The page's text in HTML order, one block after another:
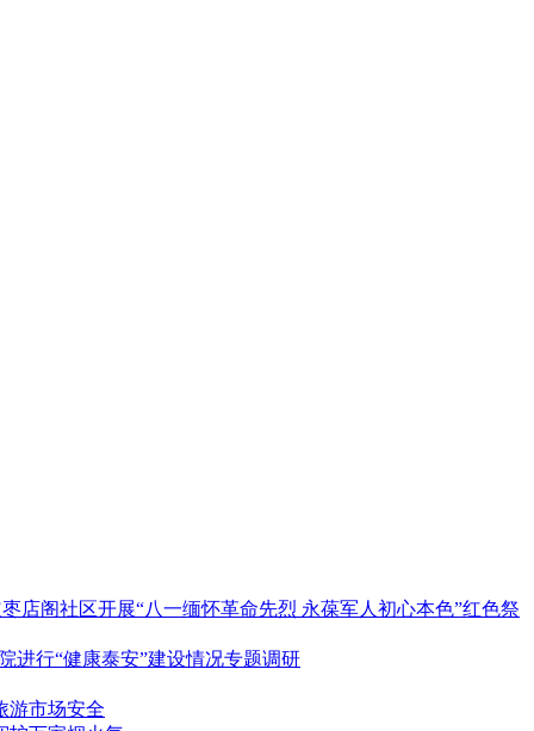
店阁社区开展“八一缅怀革命先烈 永葆军人初心本色”红色祭
进行“健康泰安”建设情况专题调研
游市场安全